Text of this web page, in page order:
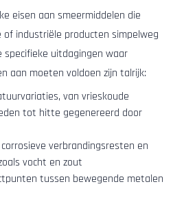
eisen aan smeermiddelen die
industriële producten simpelweg
specifieke uitdagingen waar
aan moeten voldoen zijn talrijk:
van vrieskoude
tot hitte gegenereerd door
verbrandingsresten en
vocht en zout
tussen bewegende metalen